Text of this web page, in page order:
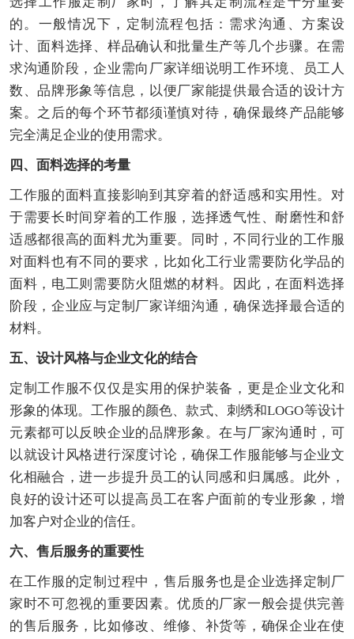
的。一般情况下，定制流程包括：需求沟通、方案设
计、面料选择、样品确认和批量生产等几个步骤。在需
求沟通阶段，企业需向厂家详细说明工作环境、员工人
数、品牌形象等信息，以便厂家能提供最合适的设计方
案。之后的每个环节都须谨慎对待，确保最终产品能够
完全满足企业的使用需求。
四、面料选择的考量
工作服的面料直接影响到其穿着的舒适感和实用性。对
于需要长时间穿着的工作服，选择透气性、耐磨性和舒
适感都很高的面料尤为重要。同时，不同行业的工作服
对面料也有不同的要求，比如化工行业需要防化学品的
面料，电工则需要防火阻燃的材料。因此，在面料选择
阶段，企业应与定制厂家详细沟通，确保选择最合适的
材料。
五、设计风格与企业文化的结合
定制工作服不仅仅是实用的保护装备，更是企业文化和
形象的体现。工作服的颜色、款式、刺绣和LOGO等设计
元素都可以反映企业的品牌形象。在与厂家沟通时，可
以就设计风格进行深度讨论，确保工作服能够与企业文
化相融合，进一步提升员工的认同感和归属感。此外，
良好的设计还可以提高员工在客户面前的专业形象，增
加客户对企业的信任。
六、售后服务的重要性
在工作服的定制过程中，售后服务也是企业选择定制厂
家时不可忽视的重要因素。优质的厂家一般会提供完善
的售后服务，比如修改、维修、补货等，确保企业在使